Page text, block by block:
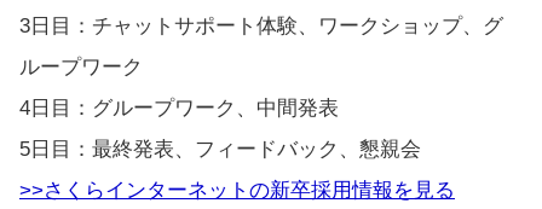
3日目：チャットサポート体験、ワークショップ、グ
ループワーク
4日目：グループワーク、中間発表
5日目：最終発表、フィードバック、懇親会
>>さくらインターネットの新卒採用情報を見る